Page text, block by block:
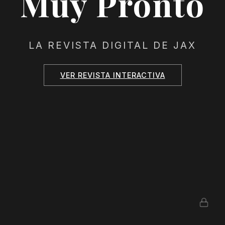
LA REVISTA DIGITAL DE JAX
VER REVISTA INTERACTIVA